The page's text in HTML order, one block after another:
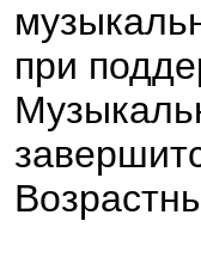
при